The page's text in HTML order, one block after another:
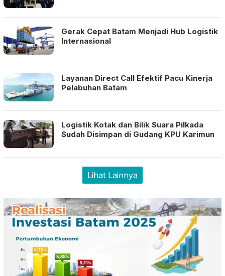
Gerak Cepat Batam Menjadi Hub Logistik
Internasional
Layanan Direct Call Efektif Pacu Kinerja
Pelabuhan Batam
Logistik Kotak dan Bilik Suara Pilkada
Sudah Disimpan di Gudang KPU Karimun
Lihat Lainnya